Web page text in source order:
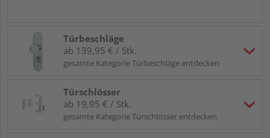
Türbeschläge
ab 139,95 € / Stk.
gesamte Kategorie Türbeschläge entdecken
Türschlösser
ab 19,95 € / Stk.
gesamte Kategorie Türschlösser entdecken